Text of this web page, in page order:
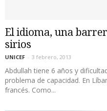
El idioma, una
sirios
UNICEF - 3 febrero, 2013
Abdullah tiene 6 años y
problema de capacidad. En
francés. Como...